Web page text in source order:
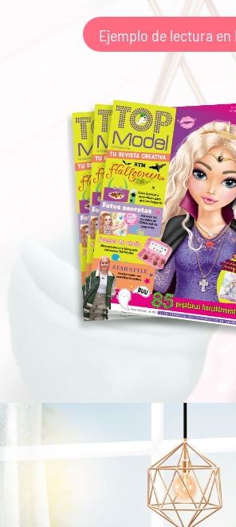
Ejemplo de lectura en